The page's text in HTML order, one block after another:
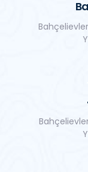
Bahçelievler